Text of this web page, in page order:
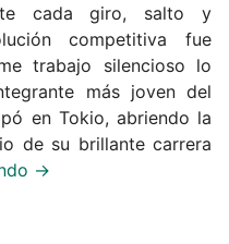
cada giro, salto y
competitiva fue
trabajo silencioso lo
más joven del
en Tokio, abriendo la
de su brillante carrera